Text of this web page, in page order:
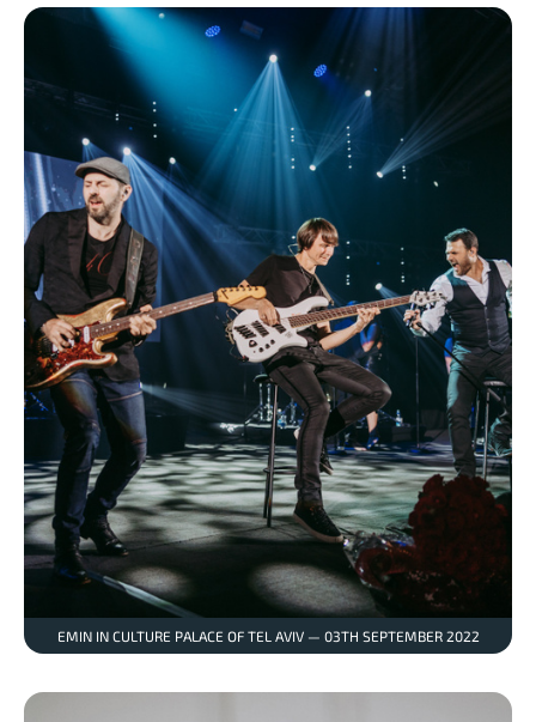
EMIN IN CULTURE PALACE OF TEL AVIV — 03TH SEPTEMBER 2022